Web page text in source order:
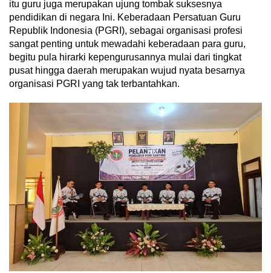
itu guru juga merupakan ujung tombak suksesnya
pendidikan di negara Ini. Keberadaan Persatuan Guru
Republik Indonesia (PGRI), sebagai organisasi profesi
sangat penting untuk mewadahi keberadaan para guru,
begitu pula hirarki kepengurusannya mulai dari tingkat
pusat hingga daerah merupakan wujud nyata besarnya
organisasi PGRI yang tak terbantahkan.